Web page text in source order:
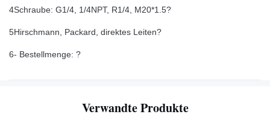
4Schraube: G1/4, 1/4NPT, R1/4, M20*1.5?
5Hirschmann, Packard, direktes Leiten?
6- Bestellmenge: ?
Verwandte Produkte